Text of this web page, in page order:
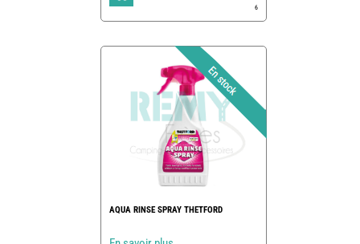
6
AQUA RINSE SPRAY THETFORD